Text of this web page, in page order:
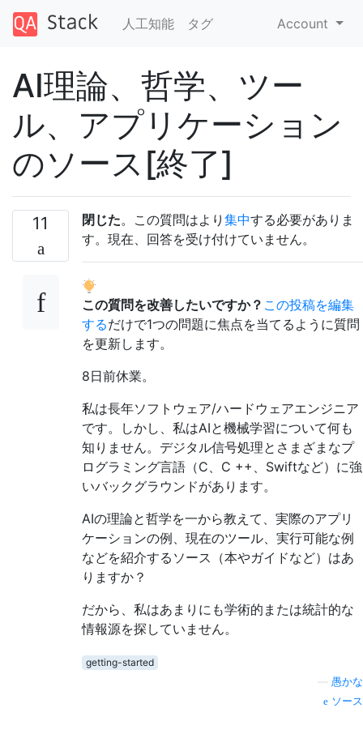
人工知能 タグ Account
AI理論、哲学、ツー
ル、アプリケーション
のソース[終了]
11 閉じた。この質問はより 集中する必要がありま
す。現在、回答を受け付けていません。
この質問を改善したいですか？ この投稿を編集
するだけで1つの問題に焦点を当てるように質問
を更新します。
8日前休業。
私は長年ソフトウェア/ハードウェアエンジニア
です。しかし、私はAIと機械学習について何も
知りません。デジタル信号処理とさまざまなプ
ログラミング言語（C、C ++、Swiftなど）に強
いバックグラウンドがあります。
AIの理論と哲学を一から教えて、実際のアプリ
ケーションの例、現在のツール、実行可能な例
などを紹介するソース（本やガイドなど）はあ
りますか？
だから、私はあまりにも学術的または統計的な
情報源を探していません。
getting-started
愚かな
ソース